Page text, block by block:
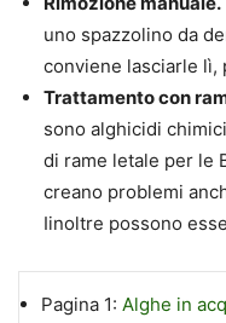
uno spazzolino da
conviene lasciarle lì,
Trattamento con
sono alghicidi
di rame letale per le
creano problemi
Iinoltre possono
Pagina 1: Alghe in